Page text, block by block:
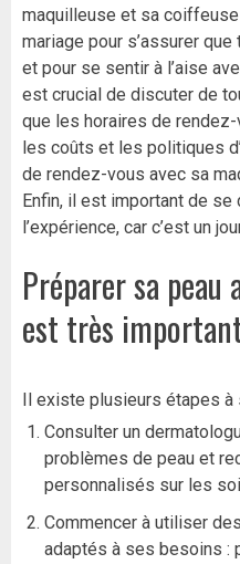
maquilleuse et sa
mariage pour s’assurer
et pour se sentir à l’aise
est crucial de discuter de
que les horaires de
les coûts et les politiques
de rendez-vous avec sa
Enfin, il est important de
l’expérience, car c’est un
Préparer sa
est très
Il existe plusieurs étapes à
Consulter un
problèmes de peau et
personnalisés sur les
Commencer à utiliser
adaptés à ses besoins :